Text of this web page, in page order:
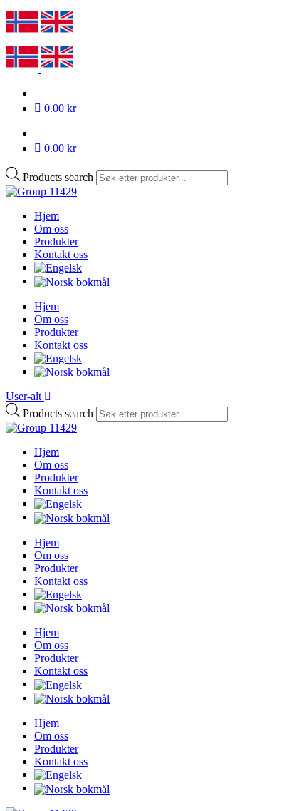
0.00 kr
0.00 kr
Products search
Hjem
Om oss
Produkter
Kontakt oss
Hjem
Om oss
Produkter
Kontakt oss
User-alt
Products search
Hjem
Om oss
Produkter
Kontakt oss
Hjem
Om oss
Produkter
Kontakt oss
Hjem
Om oss
Produkter
Kontakt oss
Hjem
Om oss
Produkter
Kontakt oss